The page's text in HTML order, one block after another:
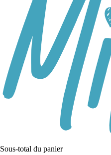
Sous-total du panier